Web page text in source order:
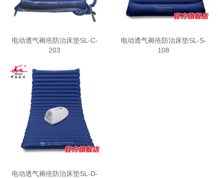
电动透气褥疮防治床垫SL-C-
203
电动透气褥疮防治床垫SL-S-
108
电动透气褥疮防治床垫SL-D-